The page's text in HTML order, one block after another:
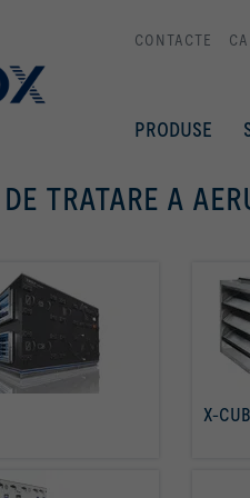
CONTACTE
PRODUSE
TRATARE A
X-